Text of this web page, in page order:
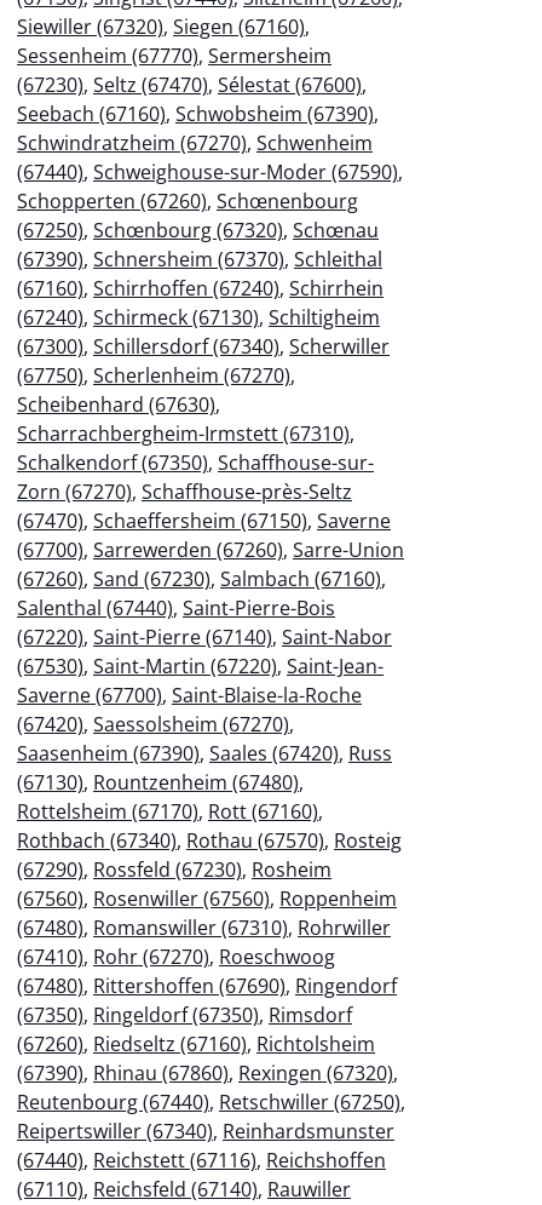
Siewiller (67320), Siegen (67160),
Sessenheim (67770), Sermersheim
(67230), Seltz (67470), Sélestat (67600),
Seebach (67160), Schwobsheim (67390),
Schwindratzheim (67270), Schwenheim
(67440), Schweighouse-sur-Moder (67590),
Schopperten (67260), Schœnenbourg
(67250), Schœnbourg (67320), Schœnau
(67390), Schnersheim (67370), Schleithal
(67160), Schirrhoffen (67240), Schirrhein
(67240), Schirmeck (67130), Schiltigheim
(67300), Schillersdorf (67340), Scherwiller
(67750), Scherlenheim (67270),
Scheibenhard (67630),
Scharrachbergheim-Irmstett (67310),
Schalkendorf (67350), Schaffhouse-sur-
Zorn (67270), Schaffhouse-près-Seltz
(67470), Schaeffersheim (67150), Saverne
(67700), Sarrewerden (67260), Sarre-Union
(67260), Sand (67230), Salmbach (67160),
Salenthal (67440), Saint-Pierre-Bois
(67220), Saint-Pierre (67140), Saint-Nabor
(67530), Saint-Martin (67220), Saint-Jean-
Saverne (67700), Saint-Blaise-la-Roche
(67420), Saessolsheim (67270),
Saasenheim (67390), Saales (67420), Russ
(67130), Rountzenheim (67480),
Rottelsheim (67170), Rott (67160),
Rothbach (67340), Rothau (67570), Rosteig
(67290), Rossfeld (67230), Rosheim
(67560), Rosenwiller (67560), Roppenheim
(67480), Romanswiller (67310), Rohrwiller
(67410), Rohr (67270), Roeschwoog
(67480), Rittershoffen (67690), Ringendorf
(67350), Ringeldorf (67350), Rimsdorf
(67260), Riedseltz (67160), Richtolsheim
(67390), Rhinau (67860), Rexingen (67320),
Reutenbourg (67440), Retschwiller (67250),
Reipertswiller (67340), Reinhardsmunster
(67440), Reichstett (67116), Reichshoffen
(67110), Reichsfeld (67140), Rauwiller